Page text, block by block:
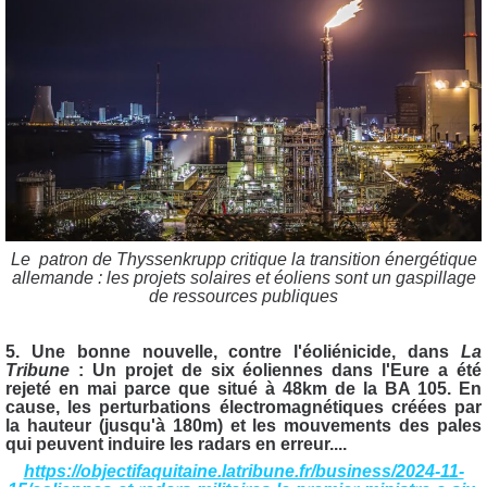
Le patron de Thyssenkrupp critique la transition énergétique
allemande : les projets solaires et éoliens sont un gaspillage
de ressources publiques
5. Une bonne nouvelle, contre l'éoliénicide, dans La
Tribune : Un projet de six éoliennes dans l'Eure a été
rejeté en mai parce que situé à 48km de la BA 105. En
cause, les perturbations électromagnétiques créées par
la hauteur (jusqu'à 180m) et les mouvements des pales
qui peuvent induire les radars en erreur....
https://objectifaquitaine.latribune.fr/business/2024-11-